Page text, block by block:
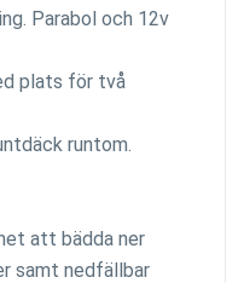
Parabol och 12v
plats för två
runtom.
att bädda ner
samt nedfällbar